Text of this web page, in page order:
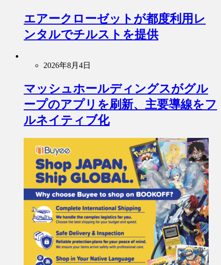
エアークローゼットが都度利用レ
ンタルでチルストを提供
2026年8月4日
マッシュホールディングスがグル
ープのアプリを刷新、主要導線をフ
ルネイティブ化